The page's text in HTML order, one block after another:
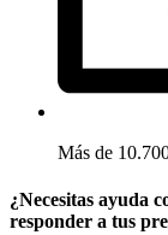
Más de
¿Necesitas ayuda
responder a tus